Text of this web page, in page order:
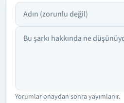
Adın
Yorumun
Yorumlar onaydan sonra yayımlanır.